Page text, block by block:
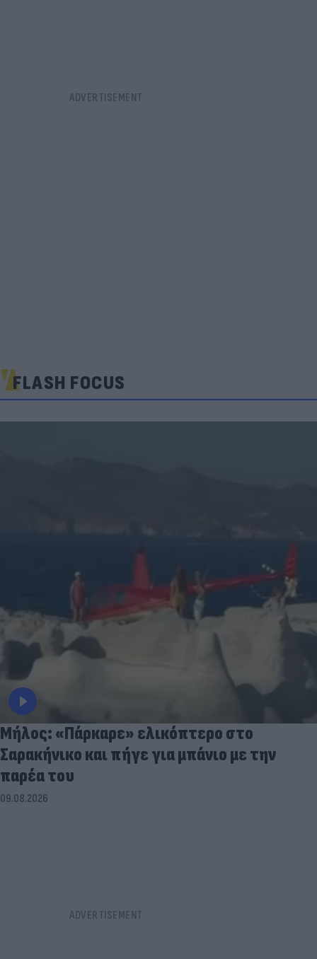
FLASH FOCUS
Μήλος: «Πάρκαρε» ελικόπτερο στο
Σαρακήνικο και πήγε για μπάνιο με την
παρέα του
09.08.2026